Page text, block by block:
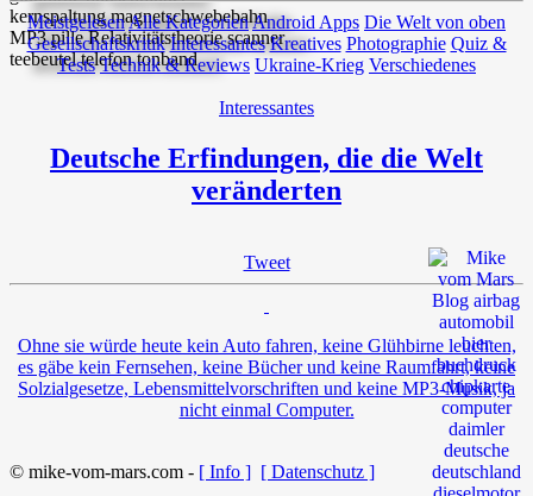
MeistgelesenAlle KategorienAndroid Apps Die Welt von oben
Gesellschaftskritik Interessantes Kreatives Photographie Quiz &
Tests Technik & Reviews Ukraine-Krieg Verschiedenes
Interessantes
Deutsche Erfindungen, die die Welt
veränderten
Tweet
Ohne sie würde heute kein Auto fahren, keine Glühbirne leuchten,
es gäbe kein Fernsehen, keine Bücher und keine Raumfahrt, keine
Solzialgesetze, Lebensmittelvorschriften und keine MP3-Musik, ja
nicht einmal Computer.
© mike-vom-mars.com - [ Info ] [ Datenschutz ]